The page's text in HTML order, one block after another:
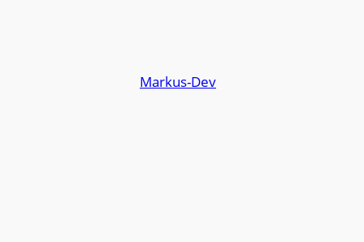
Markus-Dev